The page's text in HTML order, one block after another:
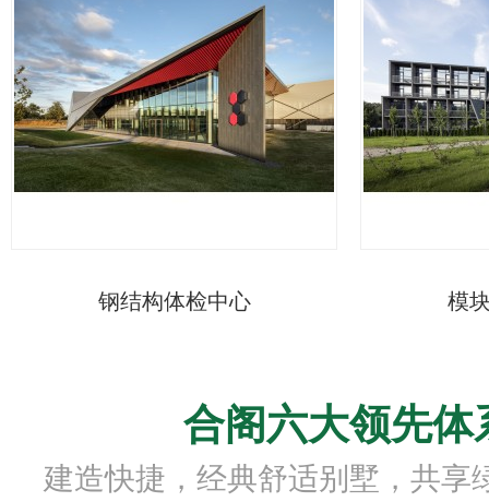
钢结构体检中心 模
合阁六大领先体
建造快捷，经典舒适别墅，共享